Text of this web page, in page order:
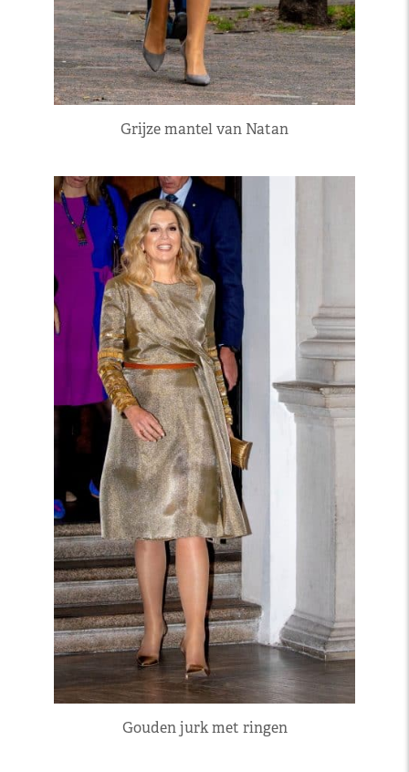
Grijze mantel van Natan
Gouden jurk met ringen